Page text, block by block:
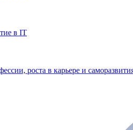
в IT
роста в карьере и